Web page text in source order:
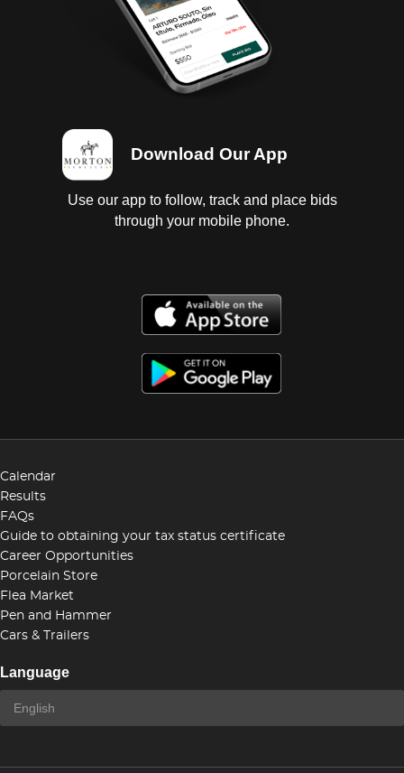
Download Our App
Use our app to follow, track and place bids
through your mobile phone.
Calendar
Results
FAQs
Guide to obtaining your tax status certificate
Career Opportunities
Porcelain Store
Flea Market
Pen and Hammer
Cars & Trailers
Language